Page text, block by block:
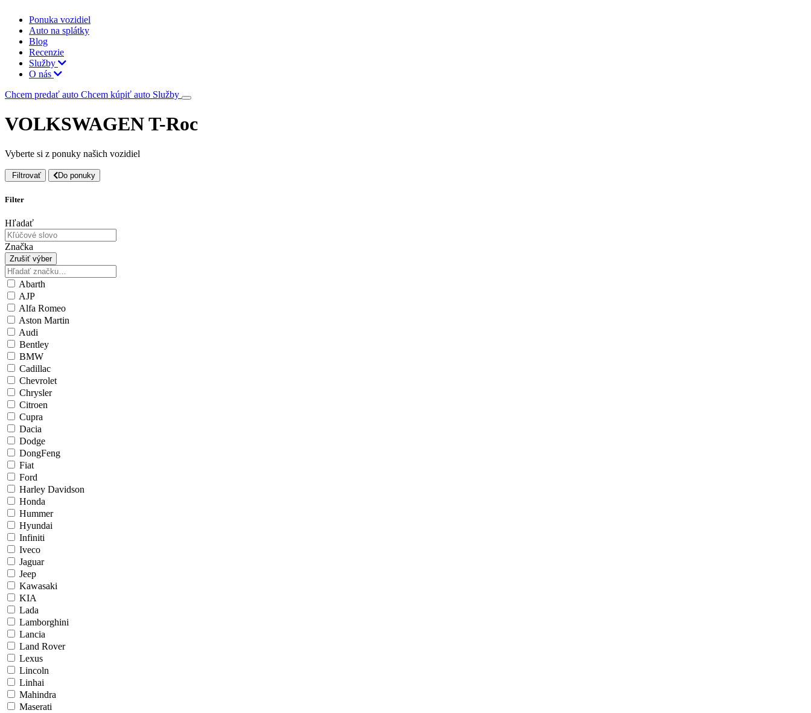
Ponuka vozidiel
Auto na splátky
Blog
Recenzie
Služby
O nás
Chcem predať auto Chcem kúpiť auto Služby
VOLKSWAGEN T-Roc
Vyberte si z ponuky našich vozidiel
Filtrovať Do ponuky
Filter
Hľadať
Značka
Zrušiť výber
Abarth
AJP
Alfa Romeo
Aston Martin
Audi
Bentley
BMW
Cadillac
Chevrolet
Chrysler
Citroen
Cupra
Dacia
Dodge
DongFeng
Fiat
Ford
Harley Davidson
Honda
Hummer
Hyundai
Infiniti
Iveco
Jaguar
Jeep
Kawasaki
KIA
Lada
Lamborghini
Lancia
Land Rover
Lexus
Lincoln
Linhai
Mahindra
Maserati